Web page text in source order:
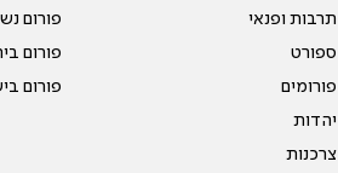
תרבות ופנאי
ספורט
פורומים
יהדות
צרכנות
פורום
פורום
פורום